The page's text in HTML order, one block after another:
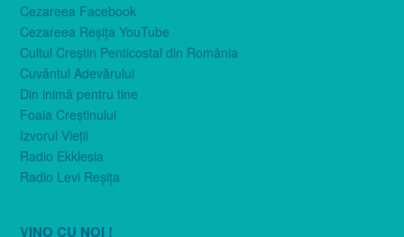
Cezareea Facebook
Cezareea Reşiţa YouTube
Cultul Creştin Penticostal din România
Cuvântul Adevărului
Din inimă pentru tine
Foaia Creştinului
Izvorul Vieţii
Radio Ekklesia
Radio Levi Reşiţa
VINO CU NOI !